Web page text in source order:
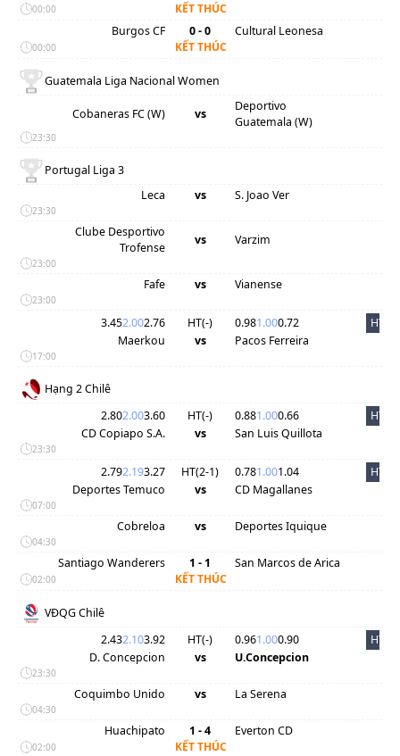
00:00
KẾT THÚC
Burgos CF
0 - 0 Cultural Leonesa
00:00 KẾT THÚC
Guatemala Liga Nacional Women
Cobaneras FC (W) vs
Deportivo
Guatemala (W)
23:30
Portugal Liga 3
Leca
vs S. Joao Ver
23:30
Clube Desportivo
Trofense
vs Varzim
23:00
Fafe vs Vianense
23:00
3.452.002.76 HT(-) 0.981.000.72
HT
Maerkou
vs Pacos Ferreira
17:00
Hạng 2 Chilê
2.802.003.60 HT(-) 0.881.000.66
HT
CD Copiapo S.A.
vs San Luis Quillota
23:30
2.792.193.27 HT(2-1) 0.781.001.04
HT
Deportes Temuco
vs CD Magallanes
07:00
Cobreloa vs Deportes Iquique
04:30
Santiago Wanderers 1 - 1 San Marcos de Arica
02:00 KẾT THÚC
VĐQG Chilê
2.432.103.92 HT(-) 0.961.000.90
HT
D. Concepcion
vs U.Concepcion
23:30
Coquimbo Unido vs La Serena
04:30
Huachipato 1 - 4 Everton CD
02:00 KẾT THÚC